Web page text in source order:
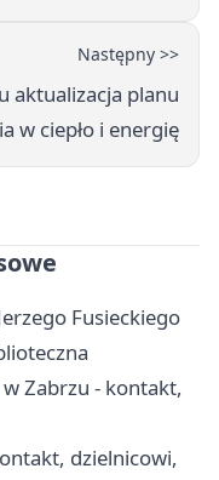
Następny >>
aktualizacja planu
w ciepło i energię
Fusieckiego
Zabrzu - kontakt,
dzielnicowi,